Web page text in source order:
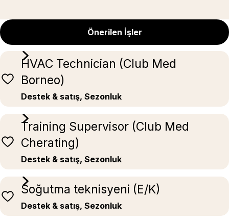
Önerilen İşler
HVAC Technician (Club Med
Borneo)
Destek & satış, Sezonluk
Training Supervisor (Club Med
Cherating)
Destek & satış, Sezonluk
Soğutma teknisyeni (E/K)
Destek & satış, Sezonluk